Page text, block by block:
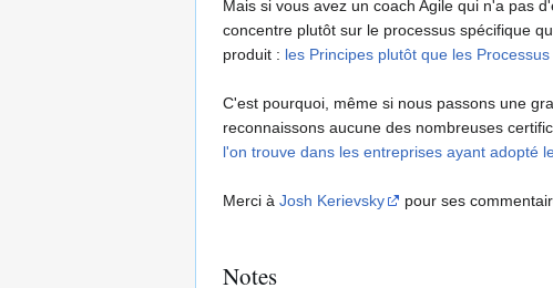
Mais si vous avez un coach Agile qui n'a pas
concentre plutôt sur le processus spécifique
produit : les Principes plutôt que les Processus
C'est pourquoi, même si nous passons une
reconnaissons aucune des nombreuses
l'on trouve dans les entreprises ayant adopté
Merci à Josh Kerievsky pour ses
Notes